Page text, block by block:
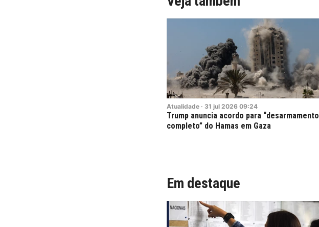
Atualidade · 31 jul 2026 09:24
Trump anuncia acordo para “desarmamento
completo” do Hamas em Gaza
Em destaque